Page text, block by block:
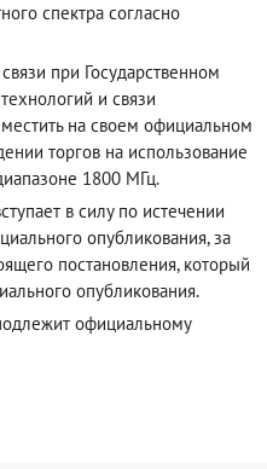
спектра согласно
при Государственном
и связи
на своем официальном
торгов на использование
1800 МГц.
в силу по истечении
опубликования, за
постановления, который
опубликования.
официальному